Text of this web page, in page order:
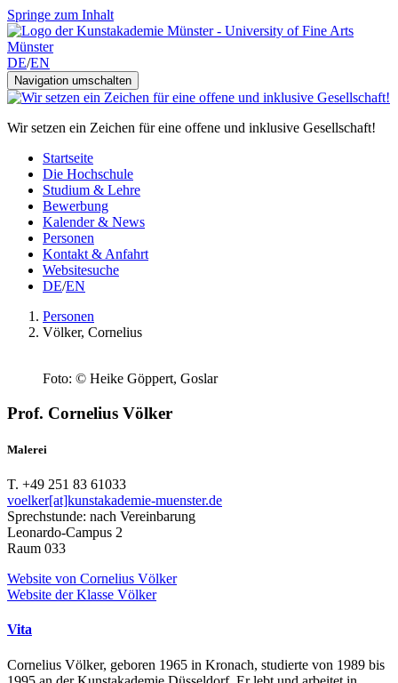
Springe zum Inhalt
DE/EN
Navigation umschalten
Wir setzen ein Zeichen für eine offene und inklusive Gesellschaft!
Startseite
Die Hochschule
Studium & Lehre
Bewerbung
Kalender & News
Personen
Kontakt & Anfahrt
Websitesuche
DE/EN
Personen
Völker, Cornelius
Foto: © Heike Göppert, Goslar
Prof. Cornelius Völker
Malerei
T. +49 251 83 61033
voelker[at]kunstakademie-muenster.de
Sprechstunde: nach Vereinbarung
Leonardo-Campus 2
Raum 033
Website von Cornelius Völker
Website der Klasse Völker
Vita
Cornelius Völker, geboren 1965 in Kronach, studierte von 1989 bis